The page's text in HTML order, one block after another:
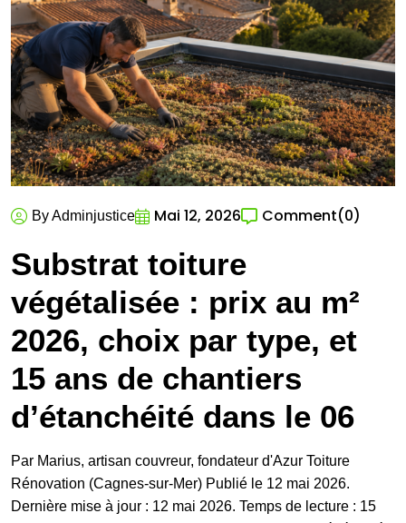
By Adminjustice Mai 12, 2026 Comment(0)
Substrat toiture
végétalisée : prix au m²
2026, choix par type, et
15 ans de chantiers
d’étanchéité dans le 06
Par Marius, artisan couvreur, fondateur d'Azur Toiture
Rénovation (Cagnes-sur-Mer) Publié le 12 mai 2026.
Dernière mise à jour : 12 mai 2026. Temps de lecture : 15